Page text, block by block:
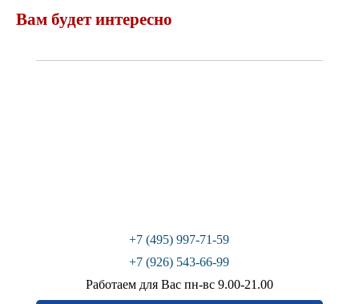
Вам будет интересно
+7 (495) 997-71-59
+7 (926) 543-66-99
Работаем для Вас пн-вс 9.00-21.00